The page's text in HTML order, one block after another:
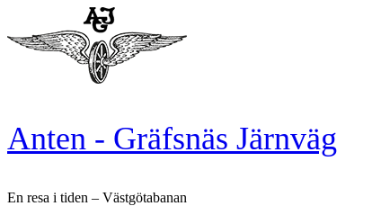
content
Anten - Gräfsnäs Järnväg
En resa i tiden – Västgötabanan